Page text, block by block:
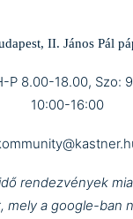
II. János Pál
P 8.00-18.00, Szo:
10:00-16:00
rendezvények
mely a google-ban